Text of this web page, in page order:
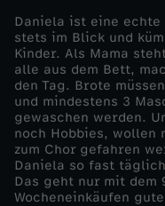
Daniela ist eine echte
stets im Blick und
Kinder. Als Mama
alle aus dem Bett,
den Tag. Brote
und mindestens 3
gewaschen werden.
noch Hobbies, wollen
zum Chor gefahren
Daniela so fast
Das geht nur mit dem
Wocheneinkäufen